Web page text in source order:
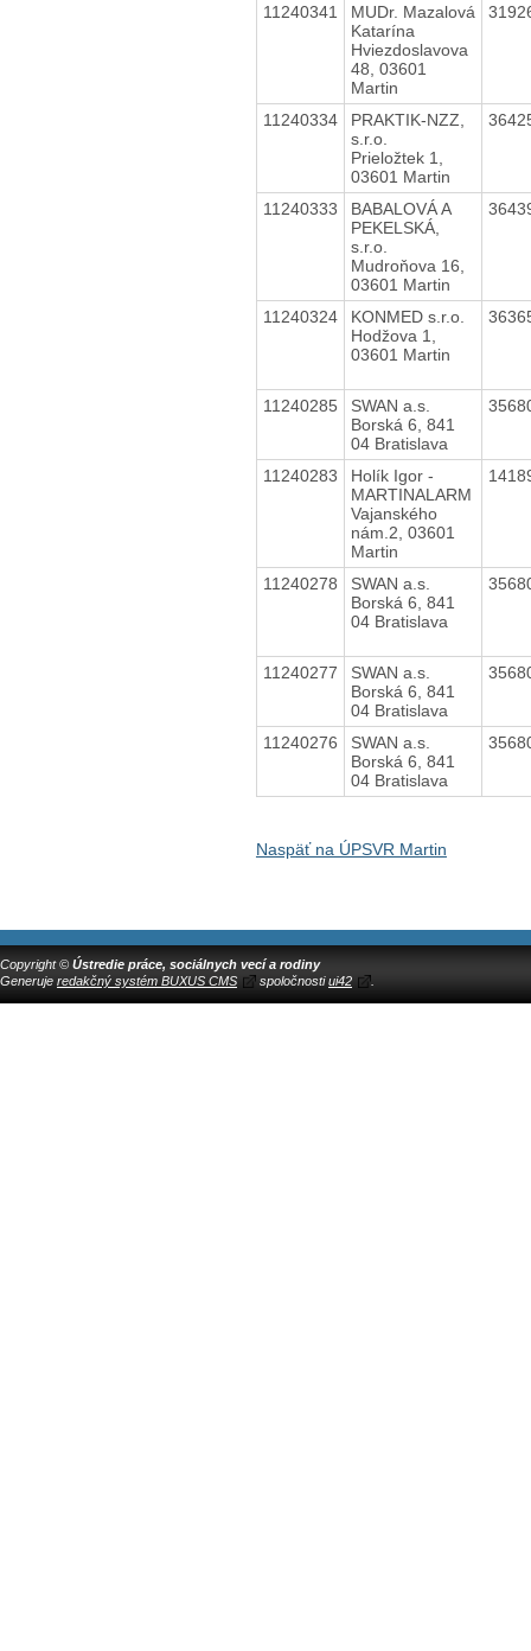
11240341
MUDr. Mazalová
Katarína
Hviezdoslavova
48, 03601
Martin
11240334
PRAKTIK-NZZ,
s.r.o.
Prieložtek 1,
03601 Martin
11240333
BABALOVÁ A
PEKELSKÁ,
s.r.o.
Mudroňova 16,
03601 Martin
11240324
KONMED s.r.o.
Hodžova 1,
03601 Martin
11240285
SWAN a.s.
Borská 6, 841
04 Bratislava
11240283
Holík Igor -
MARTINALARM
Vajanského
nám.2, 03601
Martin
11240278
SWAN a.s.
Borská 6, 841
04 Bratislava
11240277
SWAN a.s.
Borská 6, 841
04 Bratislava
11240276
SWAN a.s.
Borská 6, 841
04 Bratislava
Naspäť na ÚPSVR Martin
Copyright © Ústredie práce, sociálnych vecí a rodiny
Generuje redakčný systém BUXUS CMS spoločnostiui42